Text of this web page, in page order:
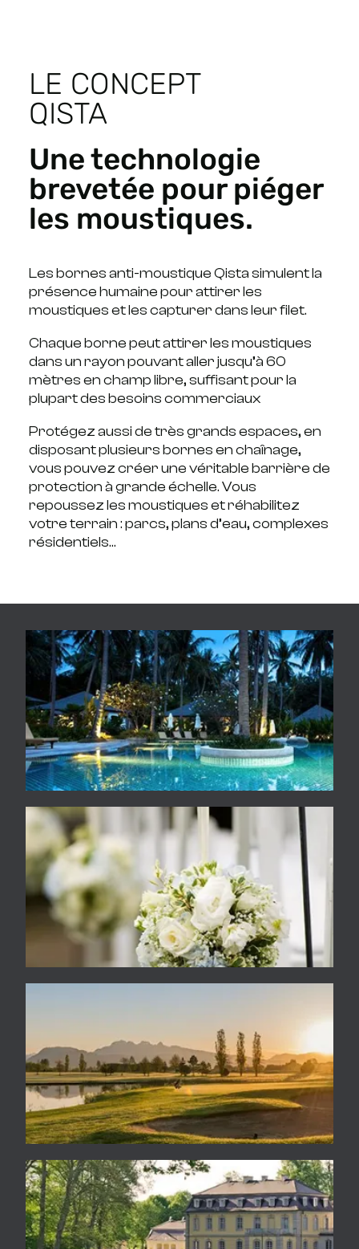
LE CONCEPT
QISTA
Une technologie
brevetée pour piéger
les moustiques.
Les bornes anti-moustique Qista simulent la
présence humaine pour attirer les
moustiques et les capturer dans leur filet.
Chaque borne peut attirer les moustiques
dans un rayon pouvant aller jusqu’à 60
mètres en champ libre, suffisant pour la
plupart des besoins commerciaux
Protégez aussi de très grands espaces, en
disposant plusieurs bornes en chaînage,
vous pouvez créer une véritable barrière de
protection à grande échelle. Vous
repoussez les moustiques et réhabilitez
votre terrain : parcs, plans d’eau, complexes
résidentiels…
Hôtels, piscines, parcs de loisirs et
aquatiques
Événementiel : mariages, séminaires,
festivals
Golf, resorts, parcs et terrains sportifs
Châteaux, musées et jardins recevant du